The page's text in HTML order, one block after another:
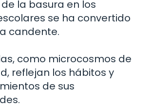
la basura en los
se ha convertido
candente.
como microcosmos de
reflejan los hábitos y
de sus